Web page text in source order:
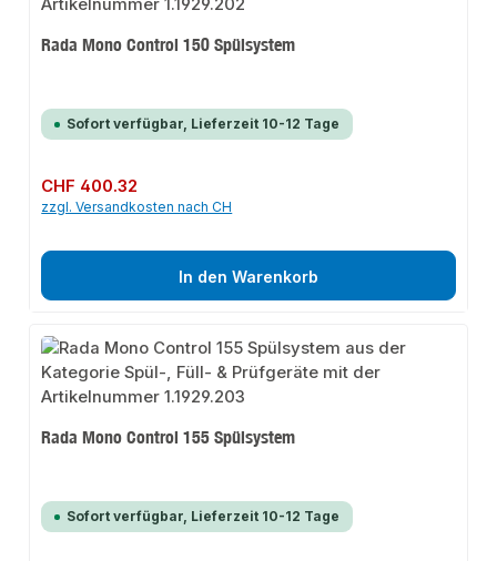
Rada Mono Control 150 Spülsystem
Sofort verfügbar, Lieferzeit 10-12 Tage
Regulärer Preis:
CHF 400.32
zzgl. Versandkosten nach CH
In den Warenkorb
Rada Mono Control 155 Spülsystem
Sofort verfügbar, Lieferzeit 10-12 Tage